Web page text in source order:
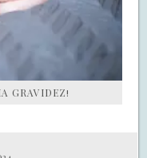
GRAVIDEZ!